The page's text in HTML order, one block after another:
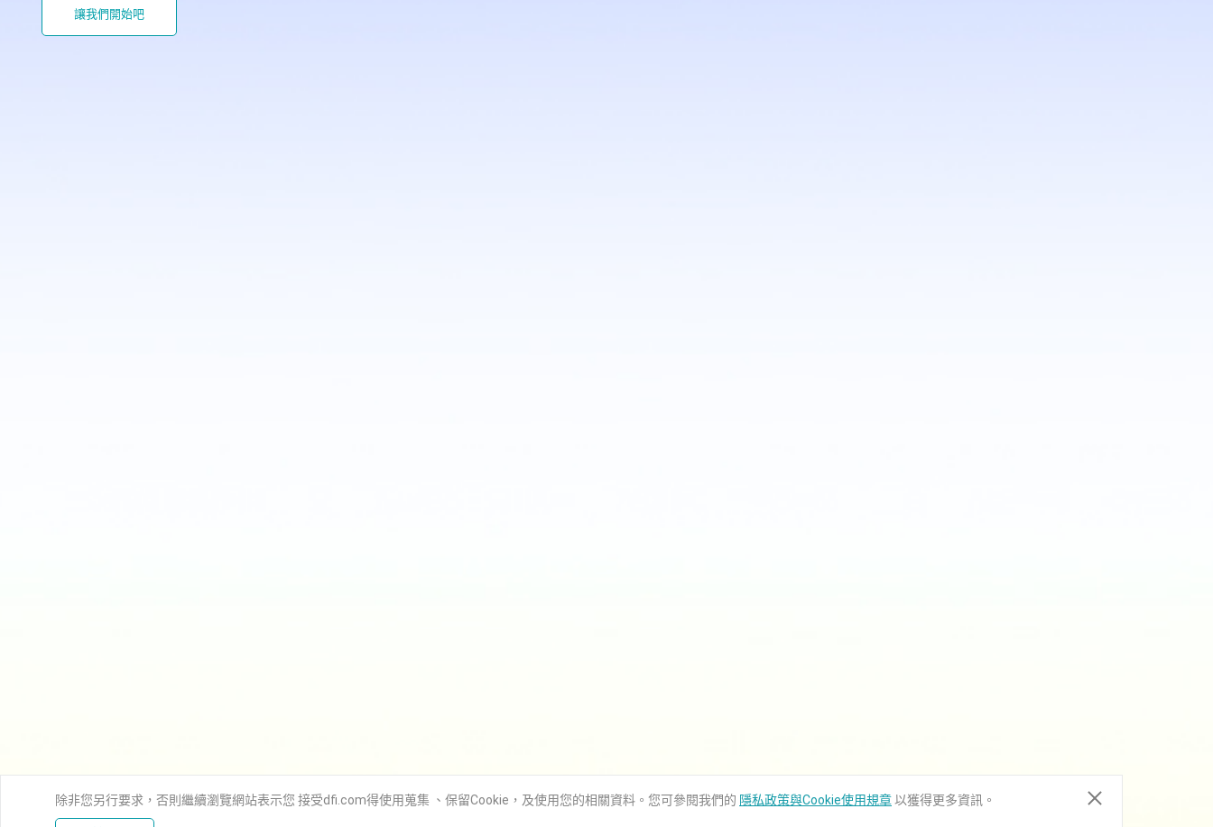
讓我們開始吧
除非您另行要求，否則繼續瀏覽網站表示您 接受dfi.com得使用蒐集 、保留Cookie，及使用您的相關資料。您可參閱我們的 隱私政策與Cookie使用規章以獲得更多資訊。